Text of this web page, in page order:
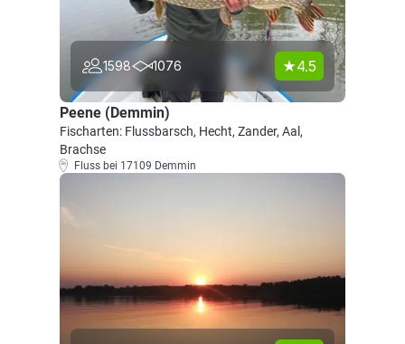
1598 1076 4.5
Peene (Demmin)
Fischarten: Flussbarsch, Hecht, Zander, Aal,
Brachse
Fluss bei 17109 Demmin